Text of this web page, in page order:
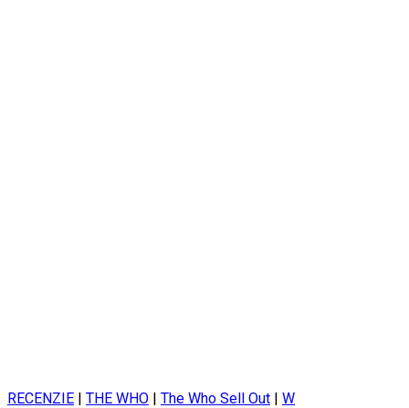
RECENZIE | THE WHO | The Who Sell Out | W